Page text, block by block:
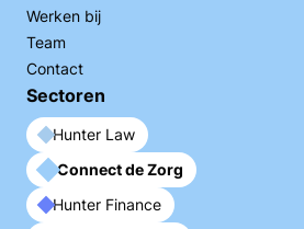
Werken bij
Team
Contact
Sectoren
Hunter Law
Connect de Zorg
Hunter Finance